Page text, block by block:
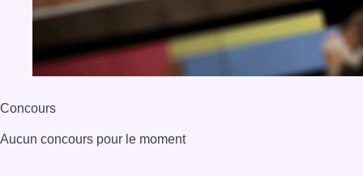
Concours
Aucun concours pour le moment